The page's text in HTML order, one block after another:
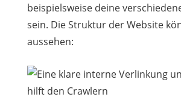
beispielsweise deine
sein. Die Struktur der Website
aussehen: